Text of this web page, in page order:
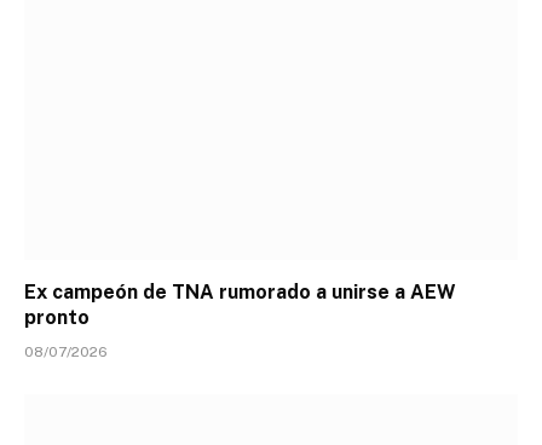
Ex campeón de TNA rumorado a unirse a AEW
pronto
08/07/2026